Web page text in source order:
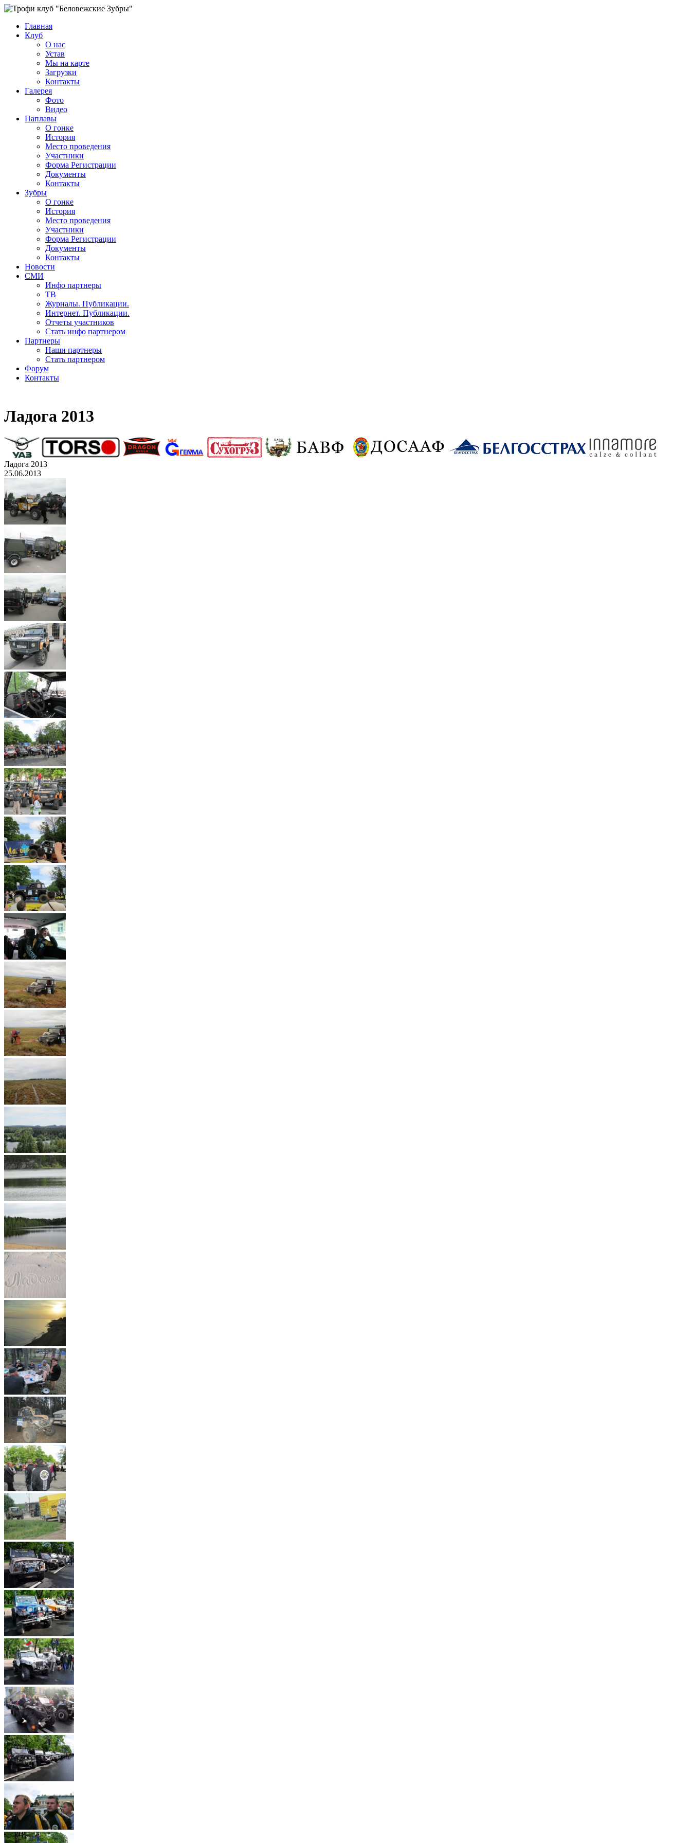
Главная
Клуб
О нас
Устав
Мы на карте
Загрузки
Контакты
Галерея
Фото
Видео
Паплавы
О гонке
История
Место проведения
Участники
Форма Регистрации
Документы
Контакты
Зубры
О гонке
История
Место проведения
Участники
Форма Регистрации
Документы
Контакты
Новости
СМИ
Инфо партнеры
ТВ
Журналы. Публикации.
Интернет. Публикации.
Отчеты участников
Стать инфо партнером
Партнеры
Наши партнеры
Стать партнером
Форум
Контакты
Ладога 2013
Ладога 2013
25.06.2013